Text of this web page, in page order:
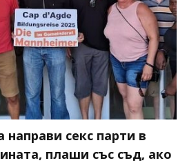
направи секс парти в
плаши със съд, ако